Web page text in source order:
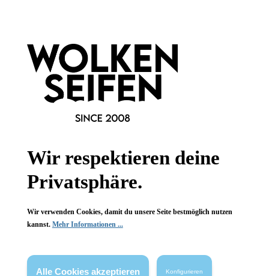
Gesetzliche Informationen
Wissenswertes
Vertrag widerrufen
* Alle Preise inkl. gesetzl. Mehrwertsteuer zzgl.Versandkosten
wenn nicht anders angegeben.
Wir respektieren deine
Privatsphäre.
Wir verwenden Cookies, damit du unsere Seite bestmöglich nutzen
kannst. Mehr Informationen ...
Alle Cookies akzeptieren Konfigurieren